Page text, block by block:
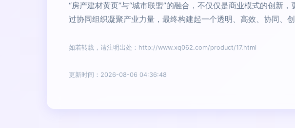
“房产建材黄页”与“城市联盟”的融合，不仅仅是商业模式的创新
过协同组织凝聚产业力量，最终构建起一个透明、高效、协同、
如若转载，请注明出处：http://www.xq062.com/product/17.html
更新时间：2026-08-06 04:36:48